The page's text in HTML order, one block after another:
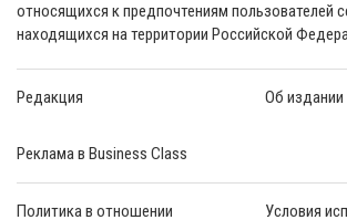
относящихся к предпочтениям пользователей
находящихся на территории Российской
Редакция Об издании
Реклама в Business Class
Политика в отношении Условия